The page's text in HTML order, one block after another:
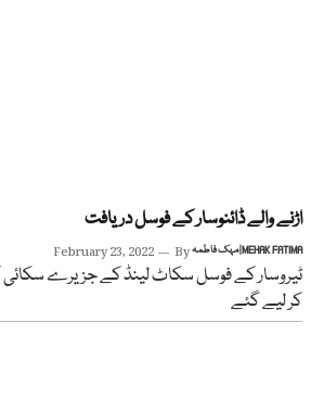
اڑنے والے ڈائنوسار کے فوسل دریافت
February 23, 2022 By مہک فاطمہ | MEHAK FATIMA
ٹیروسار کے فوسل سکاٹ لینڈ کے جزیرے
کر لیے گئے